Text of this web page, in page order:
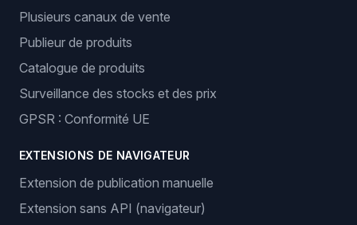
Plusieurs canaux de vente
Publieur de produits
Catalogue de produits
Surveillance des stocks et des prix
GPSR : Conformité UE
EXTENSIONS DE NAVIGATEUR
Extension de publication manuelle
Extension sans API (navigateur)